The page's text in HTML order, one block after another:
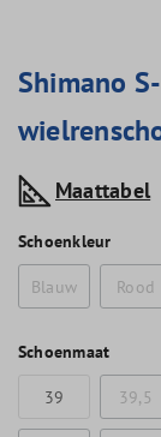
Shimano
Maattabel
Schoenkleur
Blauw
Rood
Schoenmaat
39
39,5